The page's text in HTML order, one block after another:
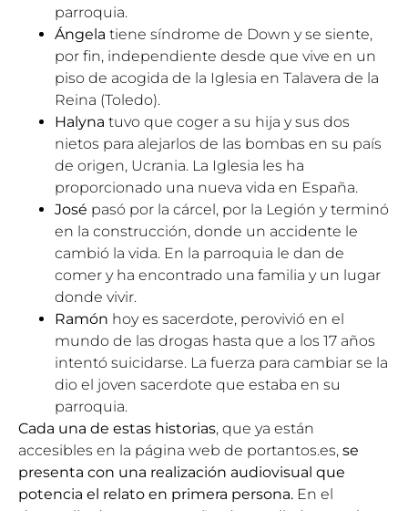
parroquia.
Ángela tiene síndrome de Down y se siente,
por fin, independiente desde que vive en un
piso de acogida de la Iglesia en Talavera de la
Reina (Toledo).
Halyna tuvo que coger a su hija y sus dos
nietos para alejarlos de las bombas en su país
de origen, Ucrania. La Iglesia les ha
proporcionado una nueva vida en España.
José pasó por la cárcel, por la Legión y terminó
en la construcción, donde un accidente le
cambió la vida. En la parroquia le dan de
comer y ha encontrado una familia y un lugar
donde vivir.
Ramón hoy es sacerdote, perovivió en el
mundo de las drogas hasta que a los 17 años
intentó suicidarse. La fuerza para cambiar se la
dio el joven sacerdote que estaba en su
parroquia.
Cada una de estas historias, que ya están
accesibles en la página web de portantos.es, se
presenta con una realización audiovisual que
potencia el relato en primera persona. En el